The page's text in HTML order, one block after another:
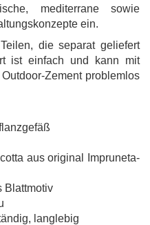
mediterrane sowie
ein.
die separat geliefert
ist einfach und kann mit
Zement problemlos
aus original Impruneta-
Blattmotiv
langlebig